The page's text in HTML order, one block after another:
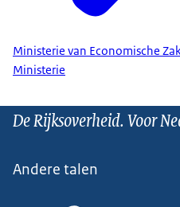
Ministerie van Economische
Ministerie
De Rijksoverheid. Voor
Andere talen